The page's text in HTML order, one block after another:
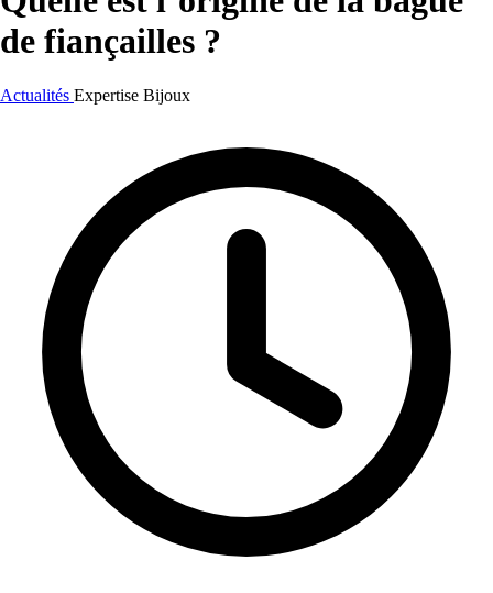
de fiançailles ?
Actualités Expertise Bijoux